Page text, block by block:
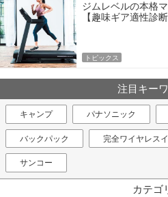
ジムレベルの本格
【趣味ギア適性診断
トピックス
注目キー
キャンプ パナソニック
バックパック 完全ワイヤレス
サンコー
カテゴ